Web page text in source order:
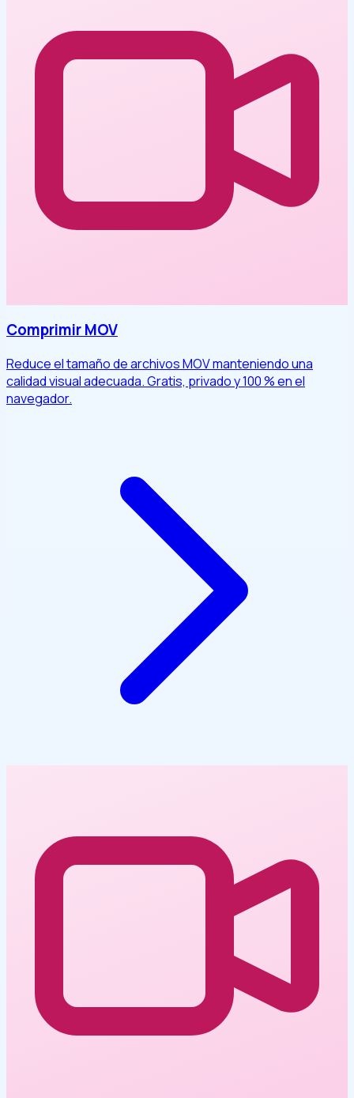
Comprimir MOV
Reduce el tamaño de archivos MOV manteniendo una
calidad visual adecuada. Gratis, privado y 100 % en el
navegador.